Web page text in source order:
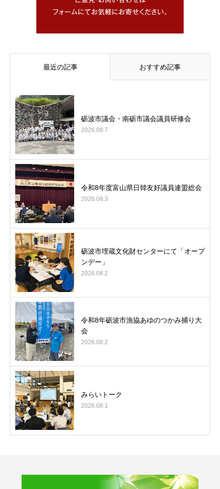
最近の記事 おすすめ記事
砺波市議会・南砺市議会議員研修会
2026.08.7
令和8年度富山県日韓友好議員連盟総会
2026.08.3
砺波市埋蔵文化財センターにて「オープ
ンデー」
2026.08.2
令和8年砺波市漁協あゆのつかみ捕り大
会
2026.08.2
みらいトーク
2026.08.1